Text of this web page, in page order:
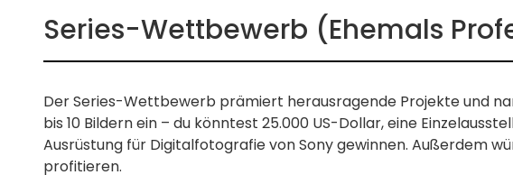
Series-Wettbewerb (Ehemals
Der Series-Wettbewerb prämiert herausragende Projekte und
bis 10 Bildern ein – du könntest 25.000 US-Dollar, eine
Ausrüstung für Digitalfotografie von Sony gewinnen. Außerdem
profitieren.